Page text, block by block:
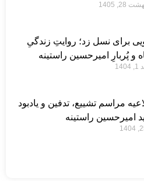
28, 1405
برای نسل زد؛ روایتِ زندگیِ
و پُربارِ امیرحسین راستینه
مراسم تشییع، تدفین و یادبود
امیرحسین راستینه